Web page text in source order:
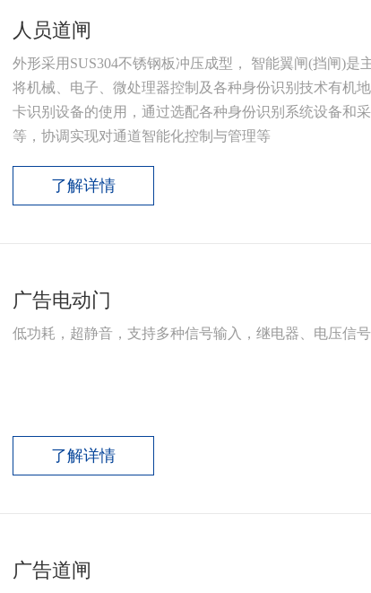
人员道闸
外形采用SUS304不锈钢板冲压成型， 智能翼闸(挡闸)
将机械、电子、微处理器控制及各种身份识别技术有机
卡识别设备的使用，通过选配各种身份识别系统设备和
等，协调实现对通道智能化控制与管理等
了解详情
广告电动门
低功耗，超静音，支持多种信号输入，继电器、电压信
了解详情
广告道闸